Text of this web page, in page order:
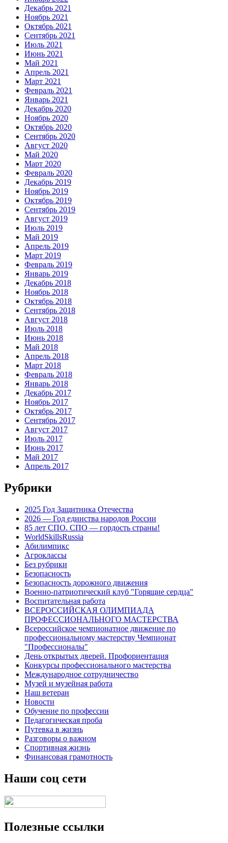
Декабрь 2021
Ноябрь 2021
Октябрь 2021
Сентябрь 2021
Июль 2021
Июнь 2021
Май 2021
Апрель 2021
Март 2021
Февраль 2021
Январь 2021
Декабрь 2020
Ноябрь 2020
Октябрь 2020
Сентябрь 2020
Август 2020
Май 2020
Март 2020
Февраль 2020
Декабрь 2019
Ноябрь 2019
Октябрь 2019
Сентябрь 2019
Август 2019
Июль 2019
Май 2019
Апрель 2019
Март 2019
Февраль 2019
Январь 2019
Декабрь 2018
Ноябрь 2018
Октябрь 2018
Сентябрь 2018
Август 2018
Июль 2018
Июнь 2018
Май 2018
Апрель 2018
Март 2018
Февраль 2018
Январь 2018
Декабрь 2017
Ноябрь 2017
Октябрь 2017
Сентябрь 2017
Август 2017
Июль 2017
Июнь 2017
Май 2017
Апрель 2017
Рубрики
2025 Год Защитника Отечества
2026 — Год единства народов России
85 лет СПО. СПО — гордость страны!
WorldSkillsRussia
Абилимпикс
Агроклассы
Без рубрики
Безопасность
Безопасность дорожного движения
Военно-патриотический клуб "Горящие сердца"
Воспитательная работа
ВСЕРОССИЙСКАЯ ОЛИМПИАДА
ПРОФЕССИОНАЛЬНОГО МАСТЕРСТВА
Всероссийское чемпионатное движение по
профессиональному мастерству Чемпионат
"Профессионалы"
День открытых дверей. Профориентация
Конкурсы профессионального мастерства
Международное сотрудничество
Музей и музейная работа
Наш ветеран
Новости
Обучение по профессии
Педагогическая проба
Путевка в жизнь
Разговоры о важном
Спортивная жизнь
Финансовая грамотность
Наши соц сети
Полезные ссылки